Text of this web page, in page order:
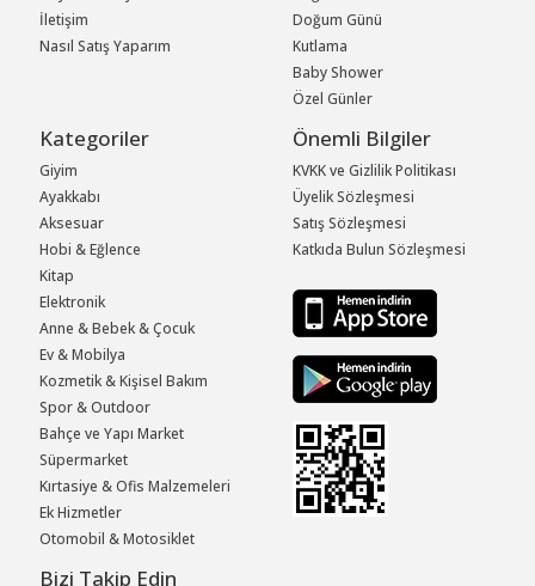
İletişim
Nasıl Satış Yaparım
Doğum Günü
Kutlama
Baby Shower
Özel Günler
Kategoriler
Giyim
Ayakkabı
Aksesuar
Hobi & Eğlence
Kitap
Elektronik
Anne & Bebek & Çocuk
Ev & Mobilya
Kozmetik & Kişisel Bakım
Spor & Outdoor
Bahçe ve Yapı Market
Süpermarket
Kırtasiye & Ofis Malzemeleri
Ek Hizmetler
Otomobil & Motosiklet
Önemli Bilgiler
KVKK ve Gizlilik Politikası
Üyelik Sözleşmesi
Satış Sözleşmesi
Katkıda Bulun Sözleşmesi
Bizi Takip Edin